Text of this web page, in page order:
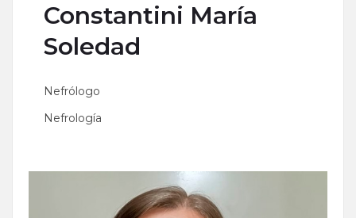
Constantini María
Soledad
Nefrólogo
Nefrología